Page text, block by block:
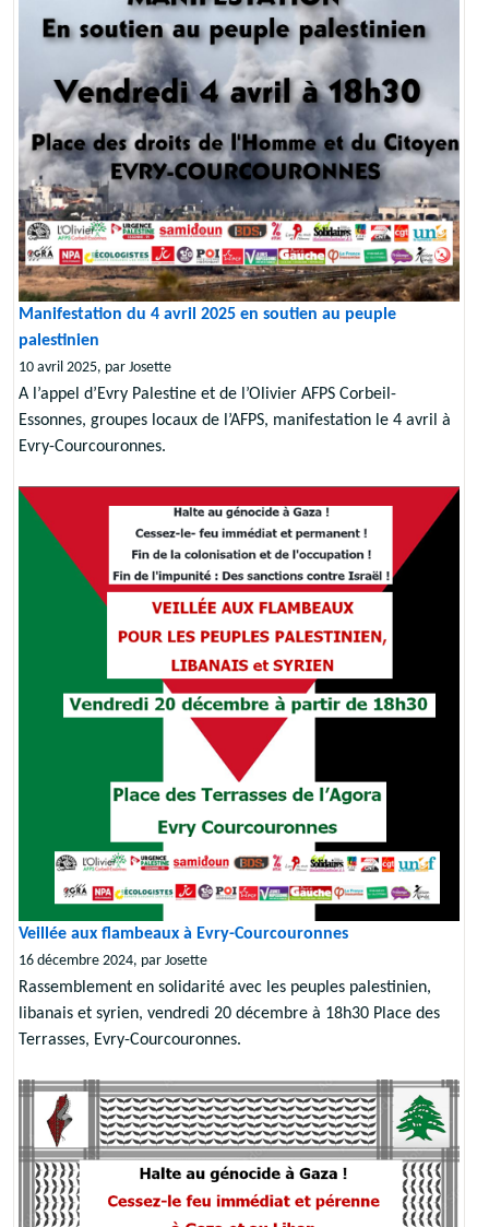
Manifestation du 4 avril 2025 en soutien au peuple
palestinien
10 avril 2025, par Josette
A l’appel d’Evry Palestine et de l’Olivier AFPS Corbeil-
Essonnes, groupes locaux de l’AFPS, manifestation le 4 avril à
Evry-Courcouronnes.
Veillée aux flambeaux à Evry-Courcouronnes
16 décembre 2024, par Josette
Rassemblement en solidarité avec les peuples palestinien,
libanais et syrien, vendredi 20 décembre à 18h30 Place des
Terrasses, Evry-Courcouronnes.